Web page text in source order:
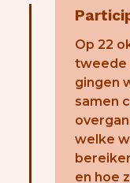
Op 22
tweede
gingen
samen
welke
en hoe